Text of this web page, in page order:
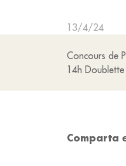
13/4/24
Concours de
14h Doublette
Comparta